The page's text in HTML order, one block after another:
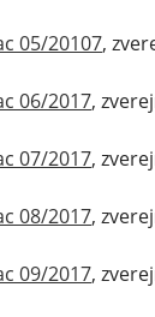
05/20107,
06/2017,
07/2017,
08/2017,
09/2017,